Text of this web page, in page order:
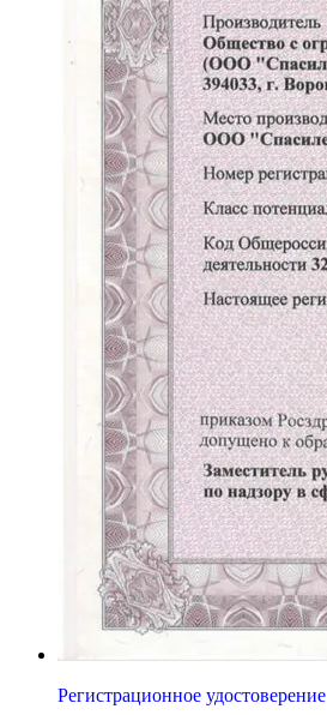
Регистрационное удостоверение